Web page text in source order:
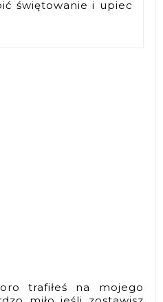
świętowanie i upiec
trafiłeś na mojego